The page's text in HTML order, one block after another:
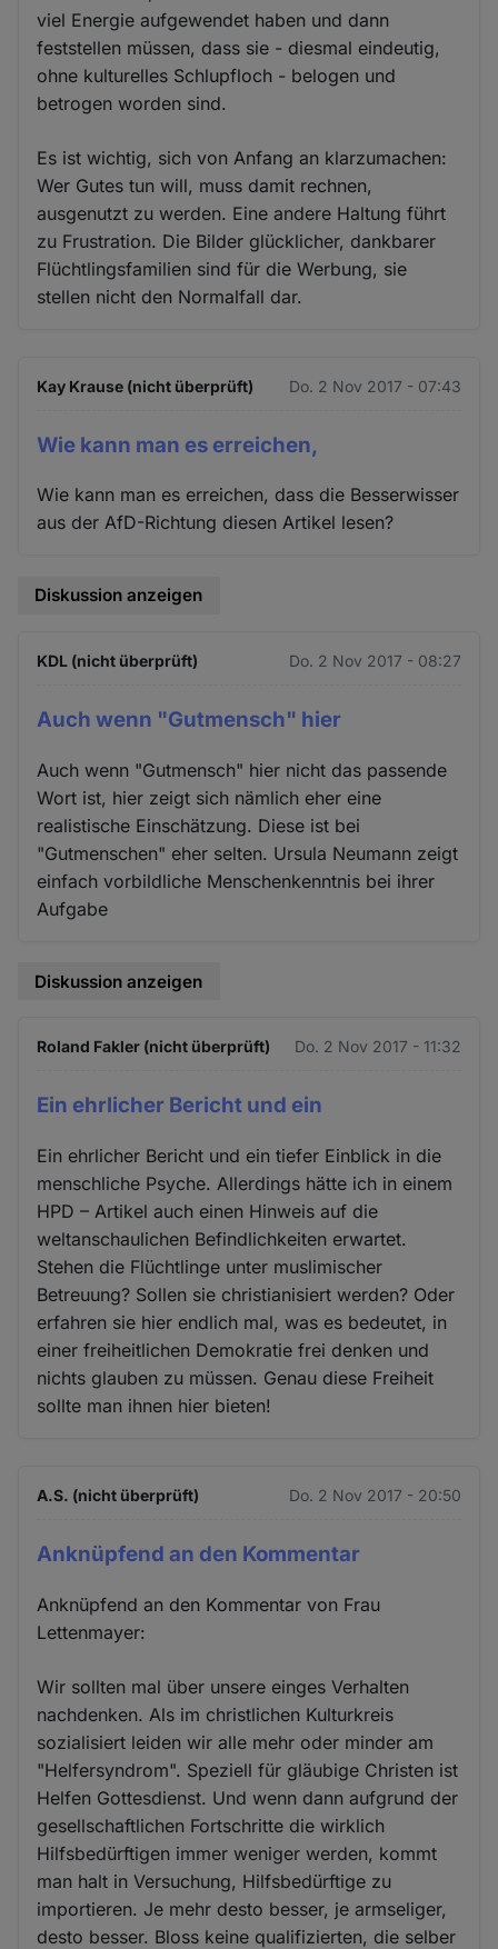
viel Energie aufgewendet haben und dann
feststellen müssen, dass sie - diesmal eindeutig,
ohne kulturelles Schlupfloch - belogen und
betrogen worden sind.
Es ist wichtig, sich von Anfang an klarzumachen:
Wer Gutes tun will, muss damit rechnen,
ausgenutzt zu werden. Eine andere Haltung führt
zu Frustration. Die Bilder glücklicher, dankbarer
Flüchtlingsfamilien sind für die Werbung, sie
stellen nicht den Normalfall dar.
Kay Krause (nicht überprüft) Do. 2 Nov 2017 - 07:43
Wie kann man es erreichen,
Wie kann man es erreichen, dass die Besserwisser
aus der AfD-Richtung diesen Artikel lesen?
Diskussion anzeigen
KDL (nicht überprüft) Do. 2 Nov 2017 - 08:27
Auch wenn "Gutmensch" hier
Auch wenn "Gutmensch" hier nicht das passende
Wort ist, hier zeigt sich nämlich eher eine
realistische Einschätzung. Diese ist bei
"Gutmenschen" eher selten. Ursula Neumann zeigt
einfach vorbildliche Menschenkenntnis bei ihrer
Aufgabe
Diskussion anzeigen
Roland Fakler (nicht überprüft) Do. 2 Nov 2017 - 11:32
Ein ehrlicher Bericht und ein
Ein ehrlicher Bericht und ein tiefer Einblick in die
menschliche Psyche. Allerdings hätte ich in einem
HPD – Artikel auch einen Hinweis auf die
weltanschaulichen Befindlichkeiten erwartet.
Stehen die Flüchtlinge unter muslimischer
Betreuung? Sollen sie christianisiert werden? Oder
erfahren sie hier endlich mal, was es bedeutet, in
einer freiheitlichen Demokratie frei denken und
nichts glauben zu müssen. Genau diese Freiheit
sollte man ihnen hier bieten!
A.S. (nicht überprüft) Do. 2 Nov 2017 - 20:50
Anknüpfend an den Kommentar
Anknüpfend an den Kommentar von Frau
Lettenmayer:
Wir sollten mal über unsere einges Verhalten
nachdenken. Als im christlichen Kulturkreis
sozialisiert leiden wir alle mehr oder minder am
"Helfersyndrom". Speziell für gläubige Christen ist
Helfen Gottesdienst. Und wenn dann aufgrund der
gesellschaftlichen Fortschritte die wirklich
Hilfsbedürftigen immer weniger werden, kommt
man halt in Versuchung, Hilfsbedürftige zu
importieren. Je mehr desto besser, je armseliger,
desto besser. Bloss keine qualifizierten, die selber